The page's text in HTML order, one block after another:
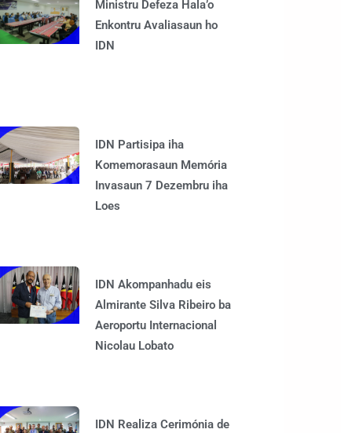
Ministru Defeza Hala’o
Enkontru Avaliasaun ho
IDN
IDN Partisipa iha
Komemorasaun Memória
Invasaun 7 Dezembru iha
Loes
IDN Akompanhadu eis
Almirante Silva Ribeiro ba
Aeroportu Internacional
Nicolau Lobato
IDN Realiza Cerimónia de